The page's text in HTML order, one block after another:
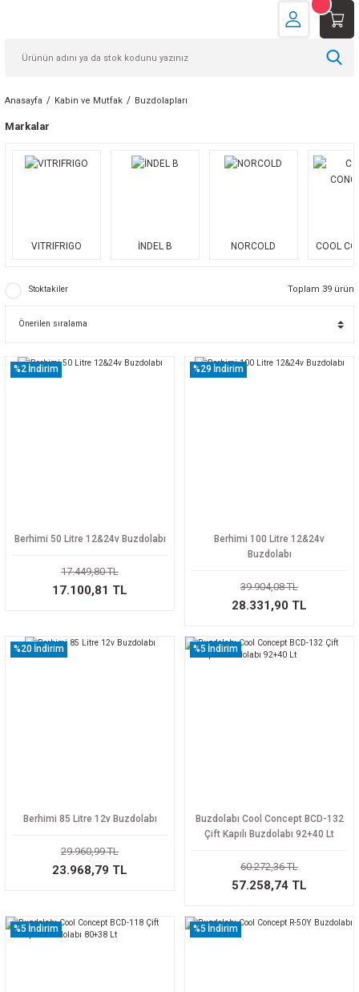
Anasayfa Kabin ve Mutfak Buzdolapları
Markalar
VITRIFRIGO İNDEL B NORCOLD COOL
Stoktakiler Toplam 39 ürün
%2 İndirim
Berhimi 50 Litre 12&24v Buzdolabı
17.449,80 TL
17.100,81 TL
%29 İndirim
Berhimi 100 Litre 12&24v
Buzdolabı
39.904,08 TL
28.331,90 TL
%20 İndirim
Berhimi 85 Litre 12v Buzdolabı
29.960,99 TL
23.968,79 TL
%5 İndirim
Buzdolabı Cool Concept BCD-132
Çift Kapılı Buzdolabı 92+40 Lt
60.272,36 TL
57.258,74 TL
%5 İndirim %5 İndirim